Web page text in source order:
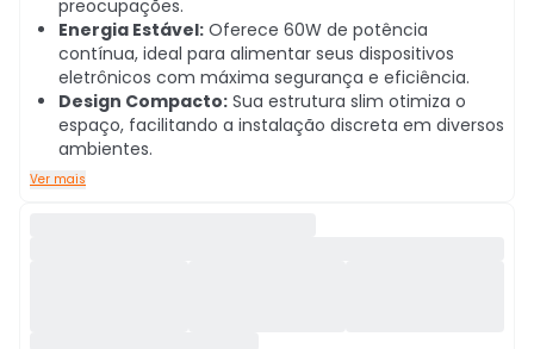
preocupações.
Energia Estável: Oferece 60W de potência
contínua, ideal para alimentar seus dispositivos
eletrônicos com máxima segurança e eficiência.
Design Compacto: Sua estrutura slim otimiza o
espaço, facilitando a instalação discreta em diversos
ambientes.
Ver mais